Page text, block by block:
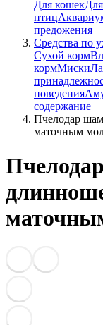
Для кошек
птиц
предожения
Средства по
Сухой корм
кормМиски
поведения
содержание
Пчелодар
маточным